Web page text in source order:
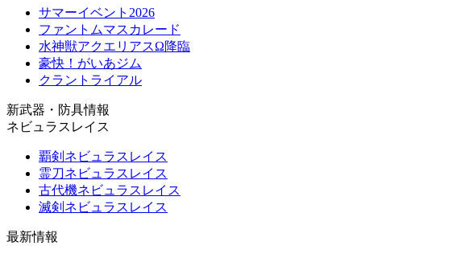
サマーイベント2026
ファントムマスカレード
水神獣アクエリアスΩ降臨
豪快！がいあジム
クラントライアル
新武器・防具情報
ネビュラスレイス
覇剣ネビュラスレイス
霊刀ネビュラスレイス
古代機ネビュラスレイス
滅剣ネビュラスレイス
最新情報